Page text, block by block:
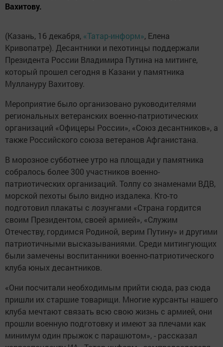
Вахитову.
(Казань, 16 декабря, «Татар-информ», Елена
Кривопатре). Десантники и пехотинцы поддержали
Президента России Владимира Путина на митинге,
который прошел сегодня в Казани у памятника
Муллануру Вахитову.
Мероприятие было организовано руководителями
региональных ветеранских военно-патриотических
организаций «Офицеры России», «Союз десантников», а
также Российского союза ветеранов Афганистана.
В морозное субботнее утро на площади у памятника
собралось более 300 участников военно-
патриотических организаций. Толпу со знаменами ВДВ,
морской пехоты было видно издалека. Кто-то
подготовил плакаты с лозунгами «Страна гордится
своим Президентом, своей армией», «Служим
Отечеству, гордимся Родиной, верим Путину» и другими
патриотичными высказываниями. Среди митингующих
были замечены воспитанники военно-патриотического
клуба юных десантников.
«Они посчитали необходимым прийти сюда, раз сюда
пришли их старшие товарищи. Многие курсанты нашего
клуба мечтают связать всю свою жизнь с армией, они
прошли военную подготовку и имеют за плечами как
минимум один прыжок с парашютом», - рассказал